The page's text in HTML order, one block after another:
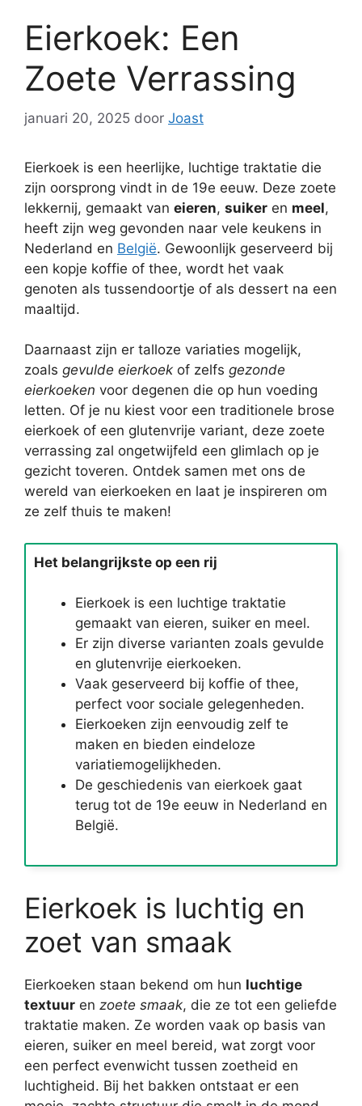
Eierkoek: Een
Zoete Verrassing
januari 20, 2025 door Joast
Eierkoek is een heerlijke, luchtige traktatie die
zijn oorsprong vindt in de 19e eeuw. Deze zoete
lekkernij, gemaakt van eieren, suiker en meel,
heeft zijn weg gevonden naar vele keukens in
Nederland en België. Gewoonlijk geserveerd bij
een kopje koffie of thee, wordt het vaak
genoten als tussendoortje of als dessert na een
maaltijd.
Daarnaast zijn er talloze variaties mogelijk,
zoals gevulde eierkoek of zelfs gezonde
eierkoeken voor degenen die op hun voeding
letten. Of je nu kiest voor een traditionele brose
eierkoek of een glutenvrije variant, deze zoete
verrassing zal ongetwijfeld een glimlach op je
gezicht toveren. Ontdek samen met ons de
wereld van eierkoeken en laat je inspireren om
ze zelf thuis te maken!
Het belangrijkste op een rij
Eierkoek is een luchtige traktatie
gemaakt van eieren, suiker en meel.
Er zijn diverse varianten zoals gevulde
en glutenvrije eierkoeken.
Vaak geserveerd bij koffie of thee,
perfect voor sociale gelegenheden.
Eierkoeken zijn eenvoudig zelf te
maken en bieden eindeloze
variatiemogelijkheden.
De geschiedenis van eierkoek gaat
terug tot de 19e eeuw in Nederland en
België.
Eierkoek is luchtig en
zoet van smaak
Eierkoeken staan bekend om hun luchtige
textuur en zoete smaak, die ze tot een geliefde
traktatie maken. Ze worden vaak op basis van
eieren, suiker en meel bereid, wat zorgt voor
een perfect evenwicht tussen zoetheid en
luchtigheid. Bij het bakken ontstaat er een